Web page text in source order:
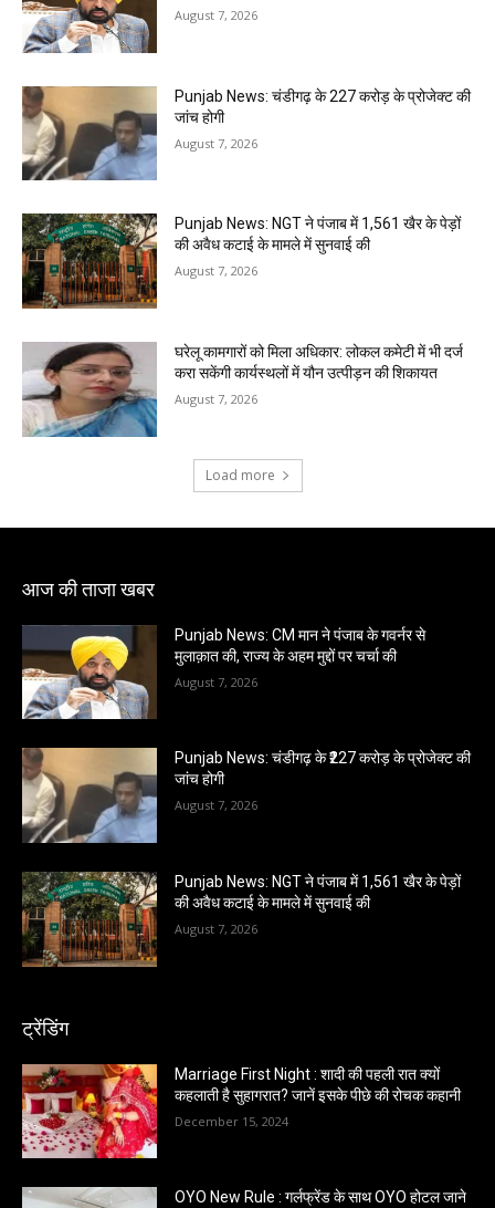
August 7, 2026
Punjab News: चंडीगढ़ के ₹227 करोड़ के प्रोजेक्ट की
जांच होगी
August 7, 2026
Punjab News: NGT ने पंजाब में 1,561 खैर के पेड़ों
की अवैध कटाई के मामले में सुनवाई की
August 7, 2026
घरेलू कामगारों को मिला अधिकार: लोकल कमेटी में भी दर्ज
करा सकेंगी कार्यस्थलों में यौन उत्पीड़न की शिकायत
August 7, 2026
Load more
आज की ताजा खबर
Punjab News: CM मान ने पंजाब के गवर्नर से
मुलाक़ात की, राज्य के अहम मुद्दों पर चर्चा की
August 7, 2026
Punjab News: चंडीगढ़ के ₹227 करोड़ के प्रोजेक्ट की
जांच होगी
August 7, 2026
Punjab News: NGT ने पंजाब में 1,561 खैर के पेड़ों
की अवैध कटाई के मामले में सुनवाई की
August 7, 2026
ट्रेंडिंग
Marriage First Night : शादी की पहली रात क्यों
कहलाती है सुहागरात? जानें इसके पीछे की रोचक कहानी
December 15, 2024
OYO New Rule : गर्लफ्रेंड के साथ OYO होटल जाने